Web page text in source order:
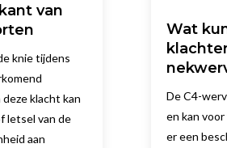
van
knie tijdens
klacht kan
letsel van de
aan
Wat
De C4-
en kan
er een